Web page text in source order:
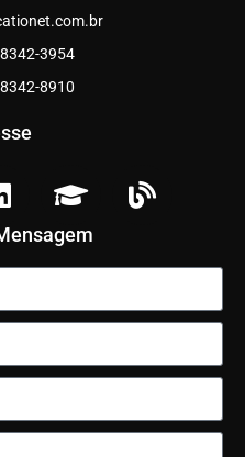
3954
8910